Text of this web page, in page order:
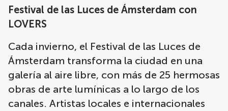
Festival de las Luces de Ámsterdam con
LOVERS
Cada invierno, el Festival de las Luces de
Ámsterdam transforma la ciudad en una
galería al aire libre, con más de 25 hermosas
obras de arte lumínicas a lo largo de los
canales. Artistas locales e internacionales